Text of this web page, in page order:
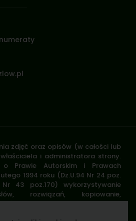
zdjęć oraz opisów (w całości lub
i administratora strony.
Prawie Autorskim i Prawach
1994 roku (Dz.U.94 Nr 24 poz.
43 poz.170) wykorzystywanie
rozwiązań, kopiowanie,
fragmentów grafiki, tekstów
bez zezwolenia autora jest